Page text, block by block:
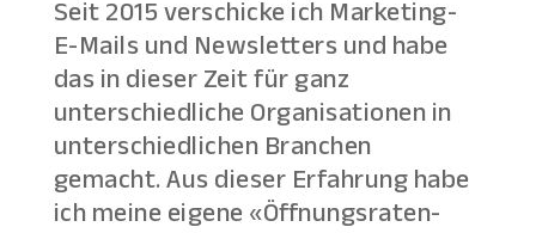
Seit 2015 verschicke ich Marketing-
E-Mails und Newsletters und habe
das in dieser Zeit für ganz
unterschiedliche Organisationen in
unterschiedlichen Branchen
gemacht. Aus dieser Erfahrung habe
ich meine eigene «Öffnungsraten-